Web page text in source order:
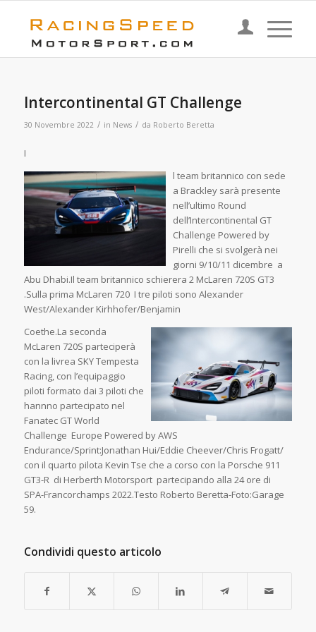
Intercontinental GT Challenge
30 Novembre 2022 / in News / da Roberto Beretta
I
l team britannico con sede
a Brackley sarà presente
nell’ultimo Round
dell’Intercontinental GT
Challenge Powered by
Pirelli che si svolgerà nei
giorni 9/10/11 dicembre a
Abu Dhabi.Il team britannico schierera 2 McLaren 720S GT3
.Sulla prima McLaren 720 I tre piloti sono Alexander
West/Alexander Kirhhofer/Benjamin
Coethe.La seconda
McLaren 720S parteciperà
con la livrea SKY Tempesta
Racing, con l’equipaggio
piloti formato dai 3 piloti che
hannno partecipato nel
Fanatec GT World
Challenge Europe Powered by AWS
Endurance/Sprint:Jonathan Hui/Eddie Cheever/Chris Frogatt/
con il quarto pilota Kevin Tse che a corso con la Porsche 911
GT3-R di Herberth Motorsport partecipando alla 24 ore di
SPA-Francorchamps 2022.Testo Roberto Beretta-Foto:Garage
59.
Condividi questo articolo